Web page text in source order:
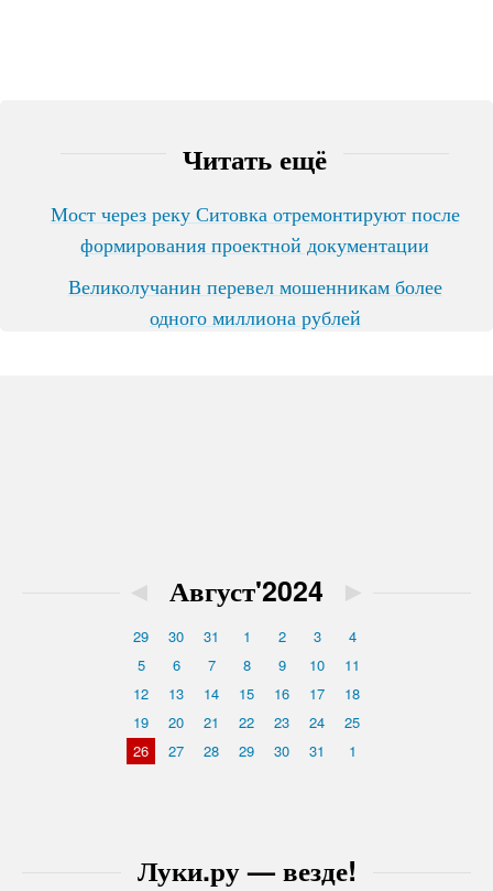
Читать ещё
Мост через реку Ситовка отремонтируют после
формирования проектной документации
Великолучанин перевел мошенникам более
одного миллиона рублей
Луки.ру — везде!
◄ Август'2024 ►
29 30 31 1 2 3
4
5
6 7 8 9 10
11
12
13 14 15 16 17
18
19
20 21 22 23 24
25
26
27 28 29 30 31 1